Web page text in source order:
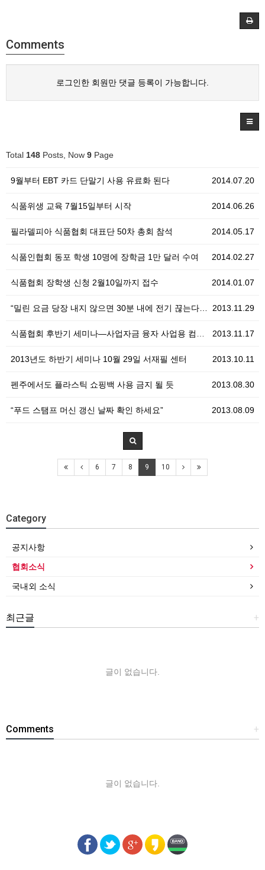
Comments
로그인한 회원만 댓글 등록이 가능합니다.
Total 148 Posts, Now 9 Page
2014.07.20
9월부터 EBT 카드 단말기 사용 유료화 된다
2014.06.26
식품위생 교육 7월15일부터 시작
2014.05.17
필라델피아 식품협회 대표단 50차 총회 참석
2014.02.27
식품인협회 동포 학생 10명에 장학금 1만 달러 수여
2014.01.07
식품협회 장학생 신청 2월10일까지 접수
2013.11.29
“밀린 요금 당장 내지 않으면 30분 내에 전기 끊는다…
2013.11.17
식품협회 후반기 세미나—사업자금 융자 사업용 컴퓨터(P…
2013.10.11
2013년도 하반기 세미나 10월 29일 서재필 센터
2013.08.30
펜주에서도 플라스틱 쇼핑백 사용 금지 될 듯
2013.08.09
“푸드 스탬프 머신 갱신 날짜 확인 하세요”
6 7 8 9 10
Category
공지사항
협회소식
국내외 소식
+
최근글
글이 없습니다.
+
Comments
글이 없습니다.